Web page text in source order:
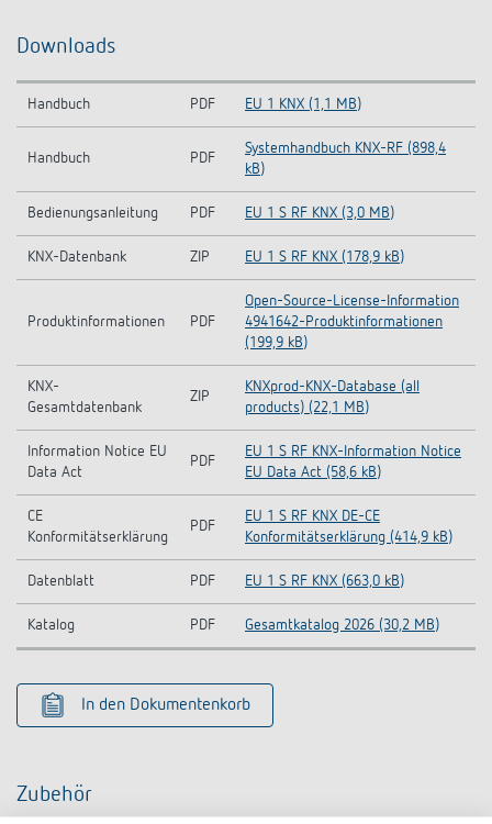
Downloads
Handbuch PDF EU 1 KNX (1,1 MB)
Handbuch PDF
Systemhandbuch KNX-RF (898,4
kB)
Bedienungsanleitung PDF EU 1 S RF KNX (3,0 MB)
KNX-Datenbank ZIP EU 1 S RF KNX (178,9 kB)
Produktinformationen PDF
Open-Source-License-Information
4941642-Produktinformationen
(199,9 kB)
KNX-
Gesamtdatenbank
ZIP
KNXprod-KNX-Database (all
products) (22,1 MB)
Information Notice EU
Data Act
PDF
EU 1 S RF KNX-Information Notice
EU Data Act (58,6 kB)
CE
Konformitätserklärung
PDF
EU 1 S RF KNX DE-CE
Konformitätserklärung (414,9 kB)
Datenblatt PDF EU 1 S RF KNX (663,0 kB)
Katalog PDF Gesamtkatalog 2026 (30,2 MB)
In den Dokumentenkorb
Zubehör